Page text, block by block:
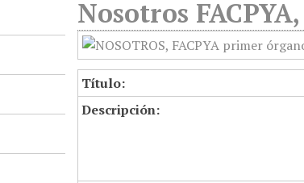
Nosotros
Título:
Descripción: